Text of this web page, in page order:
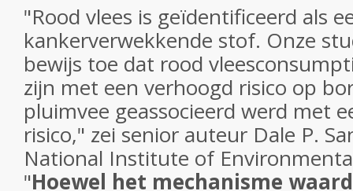
"Rood vlees is geïdentificeerd als
kankerverwekkende stof. Onze
bewijs toe dat rood
zijn met een verhoogd risico op
pluimvee geassocieerd werd met
risico," zei senior auteur Dale P.
National Institute of
"Hoewel het mechanisme